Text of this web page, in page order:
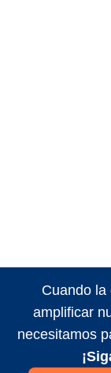
Cuando la
amplificar
necesitamos